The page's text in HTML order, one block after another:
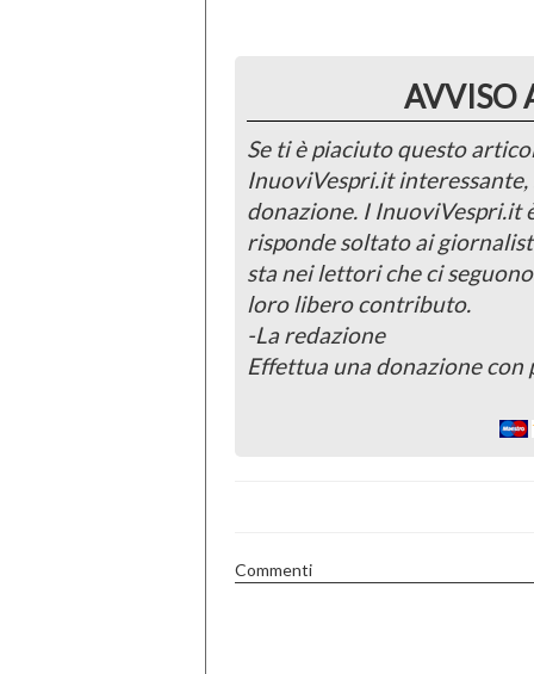
AVVISO
Se ti è piaciuto questo
InuoviVespri.it
donazione. I InuoviVespri.it
risponde soltato ai
sta nei lettori che ci
loro libero contributo.
-La redazione
Effettua una donazione con
Commenti